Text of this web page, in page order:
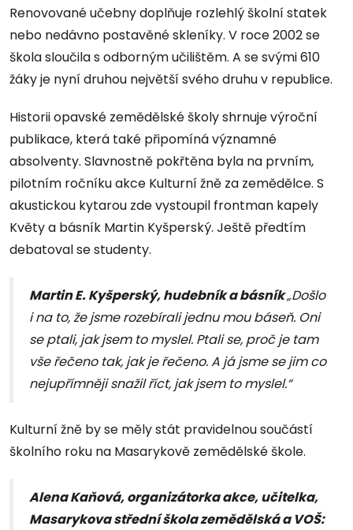
Renovované učebny doplňuje rozlehlý školní statek
nebo nedávno postavěné skleníky. V roce 2002 se
škola sloučila s odborným učilištěm. A se svými 610
žáky je nyní druhou největší svého druhu v republice.
Historii opavské zemědělské školy shrnuje výroční
publikace, která také připomíná významné
absolventy. Slavnostně pokřtěna byla na prvním,
pilotním ročníku akce Kulturní žně za zemědělce. S
akustickou kytarou zde vystoupil frontman kapely
Květy a básník Martin Kyšperský. Ještě předtím
debatoval se studenty.
Martin E. Kyšperský, hudebník a básník„Došlo
i na to, že jsme rozebírali jednu mou báseň. Oni
se ptali, jak jsem to myslel. Ptali se, proč je tam
vše řečeno tak, jak je řečeno. A já jsme se jim co
nejupřímněji snažil říct, jak jsem to myslel.“
Kulturní žně by se měly stát pravidelnou součástí
školního roku na Masarykově zemědělské škole.
Alena Kaňová, organizátorka akce, učitelka,
Masarykova střední škola zemědělská a VOŠ: